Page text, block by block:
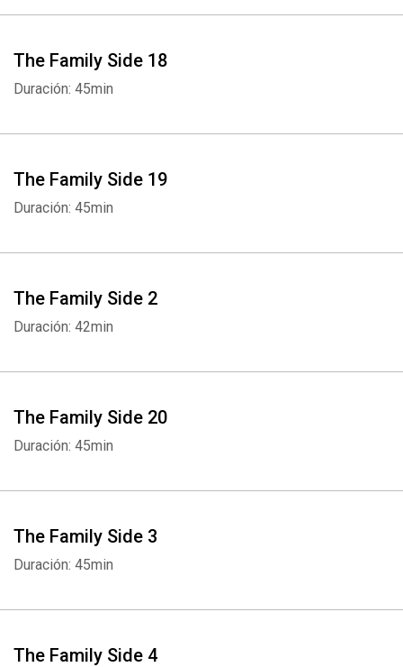
The Family Side 18
Duración: 45min
The Family Side 19
Duración: 45min
The Family Side 2
Duración: 42min
The Family Side 20
Duración: 45min
The Family Side 3
Duración: 45min
The Family Side 4
Whatsapp Facebook